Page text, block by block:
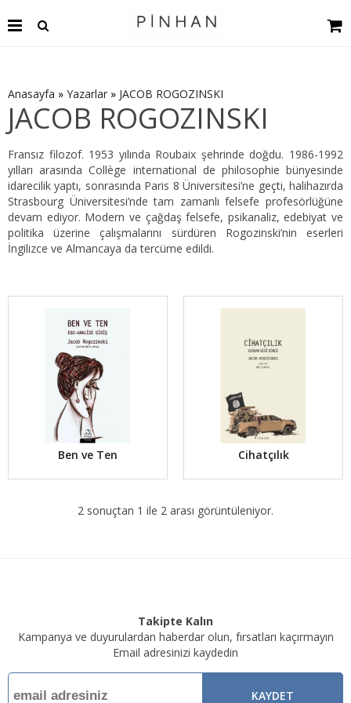
Anasayfa » Yazarlar » JACOB ROGOZINSKI
JACOB ROGOZINSKI
Fransız filozof. 1953 yılında Roubaix şehrinde doğdu. 1986-1992
yılları arasında Collège international de philosophie bünyesinde
idarecilik yaptı, sonrasında Paris 8 Üniversitesi’ne geçti, halihazırda
Strasbourg Üniversitesi’nde tam zamanlı felsefe profesörlüğüne
devam ediyor. Modern ve çağdaş felsefe, psikanaliz, edebiyat ve
politika üzerine çalışmalarını sürdüren Rogozinski’nin eserleri
İngilizce ve Almancaya da tercüme edildi.
Ben ve Ten Cihatçılık
2 sonuçtan 1 ile 2 arası görüntüleniyor.
Takipte Kalın
Kampanya ve duyurulardan haberdar olun, fırsatları kaçırmayın
Email adresinizi kaydedin
KAYDET